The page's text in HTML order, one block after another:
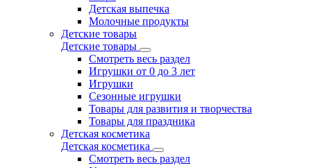
Детская выпечка
Молочные продукты
Детские товары
Детские товары
Смотреть весь раздел
Игрушки от 0 до 3 лет
Игрушки
Сезонные игрушки
Товары для развития и творчества
Товары для праздника
Детская косметика
Детская косметика
Смотреть весь раздел